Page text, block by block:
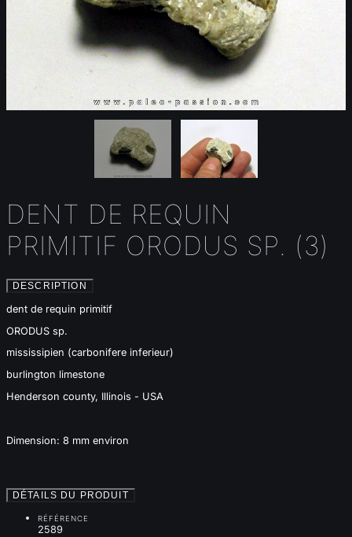
DENT DE REQUIN
PRIMITIF ORODUS SP. (3)
DESCRIPTION
dent de requin primitif
ORODUS sp.
mississipien (carbonifere inferieur)
burlington limestone
Henderson county, Illinois - USA
Dimension: 8 mm environ
DÉTAILS DU PRODUIT
RÉFÉRENCE
2589